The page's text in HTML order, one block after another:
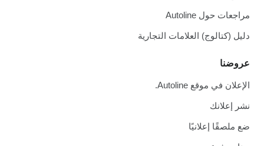
مراجعات حول Autoline
دليل (كتالوج) العلامات التجارية
عروضنا
الإعلان في موقع Autoline.
نشر إعلانك
ضع ملصقًا إعلانيًا